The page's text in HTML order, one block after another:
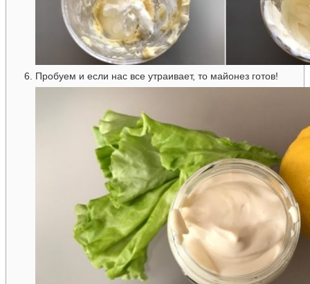
Пробуем и если нас все утраивает, то майонез готов!